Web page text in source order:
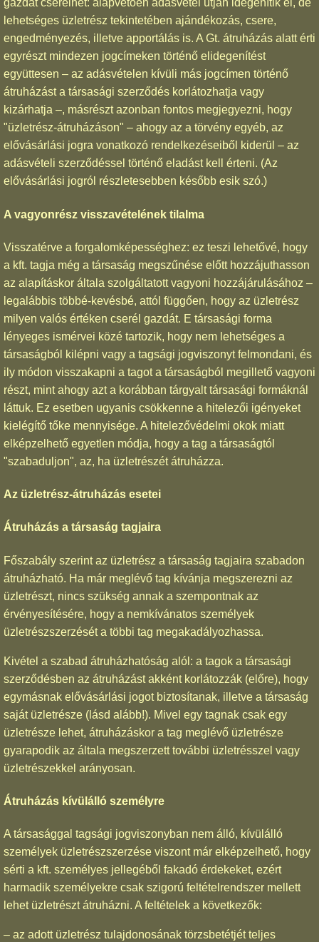
gazdát cserélhet: alapvetően adásvétel útján idegenítik el, de
lehetséges üzletrész tekintetében ajándékozás, csere,
engedményezés, illetve apportálás is. A Gt. átruházás alatt érti
egyrészt mindezen jogcímeken történő elidegenítést
együttesen – az adásvételen kívüli más jogcímen történő
átruházást a társasági szerződés korlátozhatja vagy
kizárhatja –, másrészt azonban fontos megjegyezni, hogy
"üzletrész-átruházáson" – ahogy az a törvény egyéb, az
elővásárlási jogra vonatkozó rendelkezéseiből kiderül – az
adásvételi szerződéssel történő eladást kell érteni. (Az
elővásárlási jogról részletesebben később esik szó.)
A vagyonrész visszavételének tilalma
Visszatérve a forgalomképességhez: ez teszi lehetővé, hogy
a kft. tagja még a társaság megszűnése előtt hozzájuthasson
az alapításkor általa szolgáltatott vagyoni hozzájárulásához –
legalábbis többé-kevésbé, attól függően, hogy az üzletrész
milyen valós értéken cserél gazdát. E társasági forma
lényeges ismérvei közé tartozik, hogy nem lehetséges a
társaságból kilépni vagy a tagsági jogviszonyt felmondani, és
ily módon visszakapni a tagot a társaságból megillető vagyoni
részt, mint ahogy azt a korábban tárgyalt társasági formáknál
láttuk. Ez esetben ugyanis csökkenne a hitelezői igényeket
kielégítő tőke mennyisége. A hitelezővédelmi okok miatt
elképzelhető egyetlen módja, hogy a tag a társaságtól
"szabaduljon", az, ha üzletrészét átruházza.
Az üzletrész-átruházás esetei
Átruházás a társaság tagjaira
Főszabály szerint az üzletrész a társaság tagjaira szabadon
átruházható. Ha már meglévő tag kívánja megszerezni az
üzletrészt, nincs szükség annak a szempontnak az
érvényesítésére, hogy a nemkívánatos személyek
üzletrészszerzését a többi tag megakadályozhassa.
Kivétel a szabad átruházhatóság alól: a tagok a társasági
szerződésben az átruházást akként korlátozzák (előre), hogy
egymásnak elővásárlási jogot biztosítanak, illetve a társaság
saját üzletrésze (lásd alább!). Mivel egy tagnak csak egy
üzletrésze lehet, átruházáskor a tag meglévő üzletrésze
gyarapodik az általa megszerzett további üzletrésszel vagy
üzletrészekkel arányosan.
Átruházás kívülálló személyre
A társasággal tagsági jogviszonyban nem álló, kívülálló
személyek üzletrészszerzése viszont már elképzelhető, hogy
sérti a kft. személyes jellegéből fakadó érdekeket, ezért
harmadik személyekre csak szigorú feltételrendszer mellett
lehet üzletrészt átruházni. A feltételek a következők:
– az adott üzletrész tulajdonosának törzsbetétjét teljes